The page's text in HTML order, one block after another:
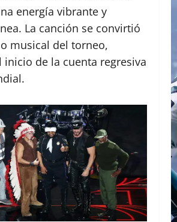
energía vibrante y
La canción se convirtió
musical del torneo,
inicio de la cuenta regresiva